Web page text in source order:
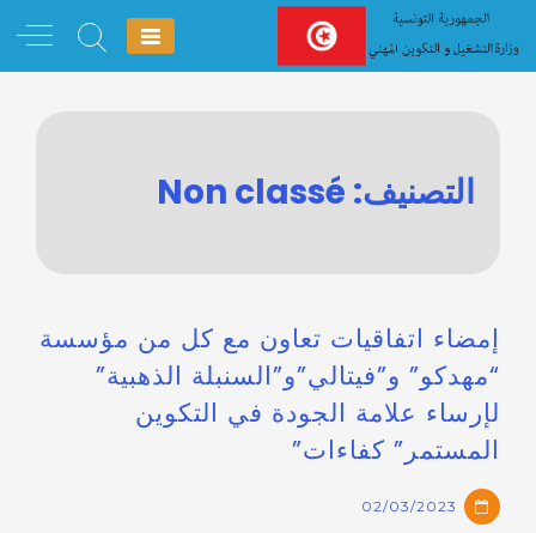
التصنيف: Non classé
إمضاء اتفاقيات تعاون مع كل من مؤسسة
“مهدكو” و”فيتالي”و”السنبلة الذهبية”
لإرساء علامة الجودة في التكوين
المستمر” كفاءات”
02/03/2023